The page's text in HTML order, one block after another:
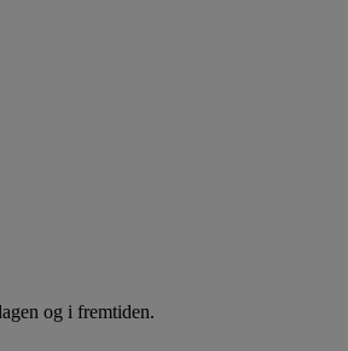
og i fremtiden.